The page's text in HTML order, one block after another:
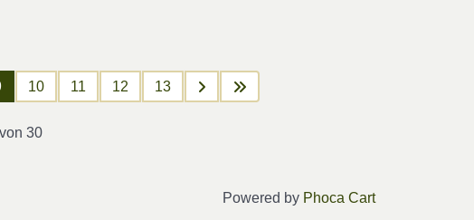
10 11 12 13
30
Powered by Phoca Cart